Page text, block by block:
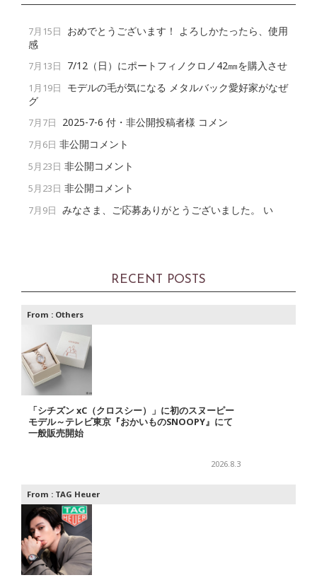
7月15日
おめでとうございます！ よろしかたったら、使用
感
7月13日 7/12（日）にポートフィノクロノ42㎜を購入させ
1月19日
モデルの毛が気になる メタルバック愛好家がなぜ
グ
7月7日 2025-7-6 付・非公開投稿者様 コメン
7月6日 非公開コメント
5月23日 非公開コメント
5月23日 非公開コメント
7月9日 みなさま、ご応募ありがとうございました。 い
RECENT POSTS
From : Others
「シチズン xC（クロスシー）」に初のスヌーピー
モデル～テレビ東京『おかいものSNOOPY』にて
一般販売開始
2026.8.3
From : TAG Heuer